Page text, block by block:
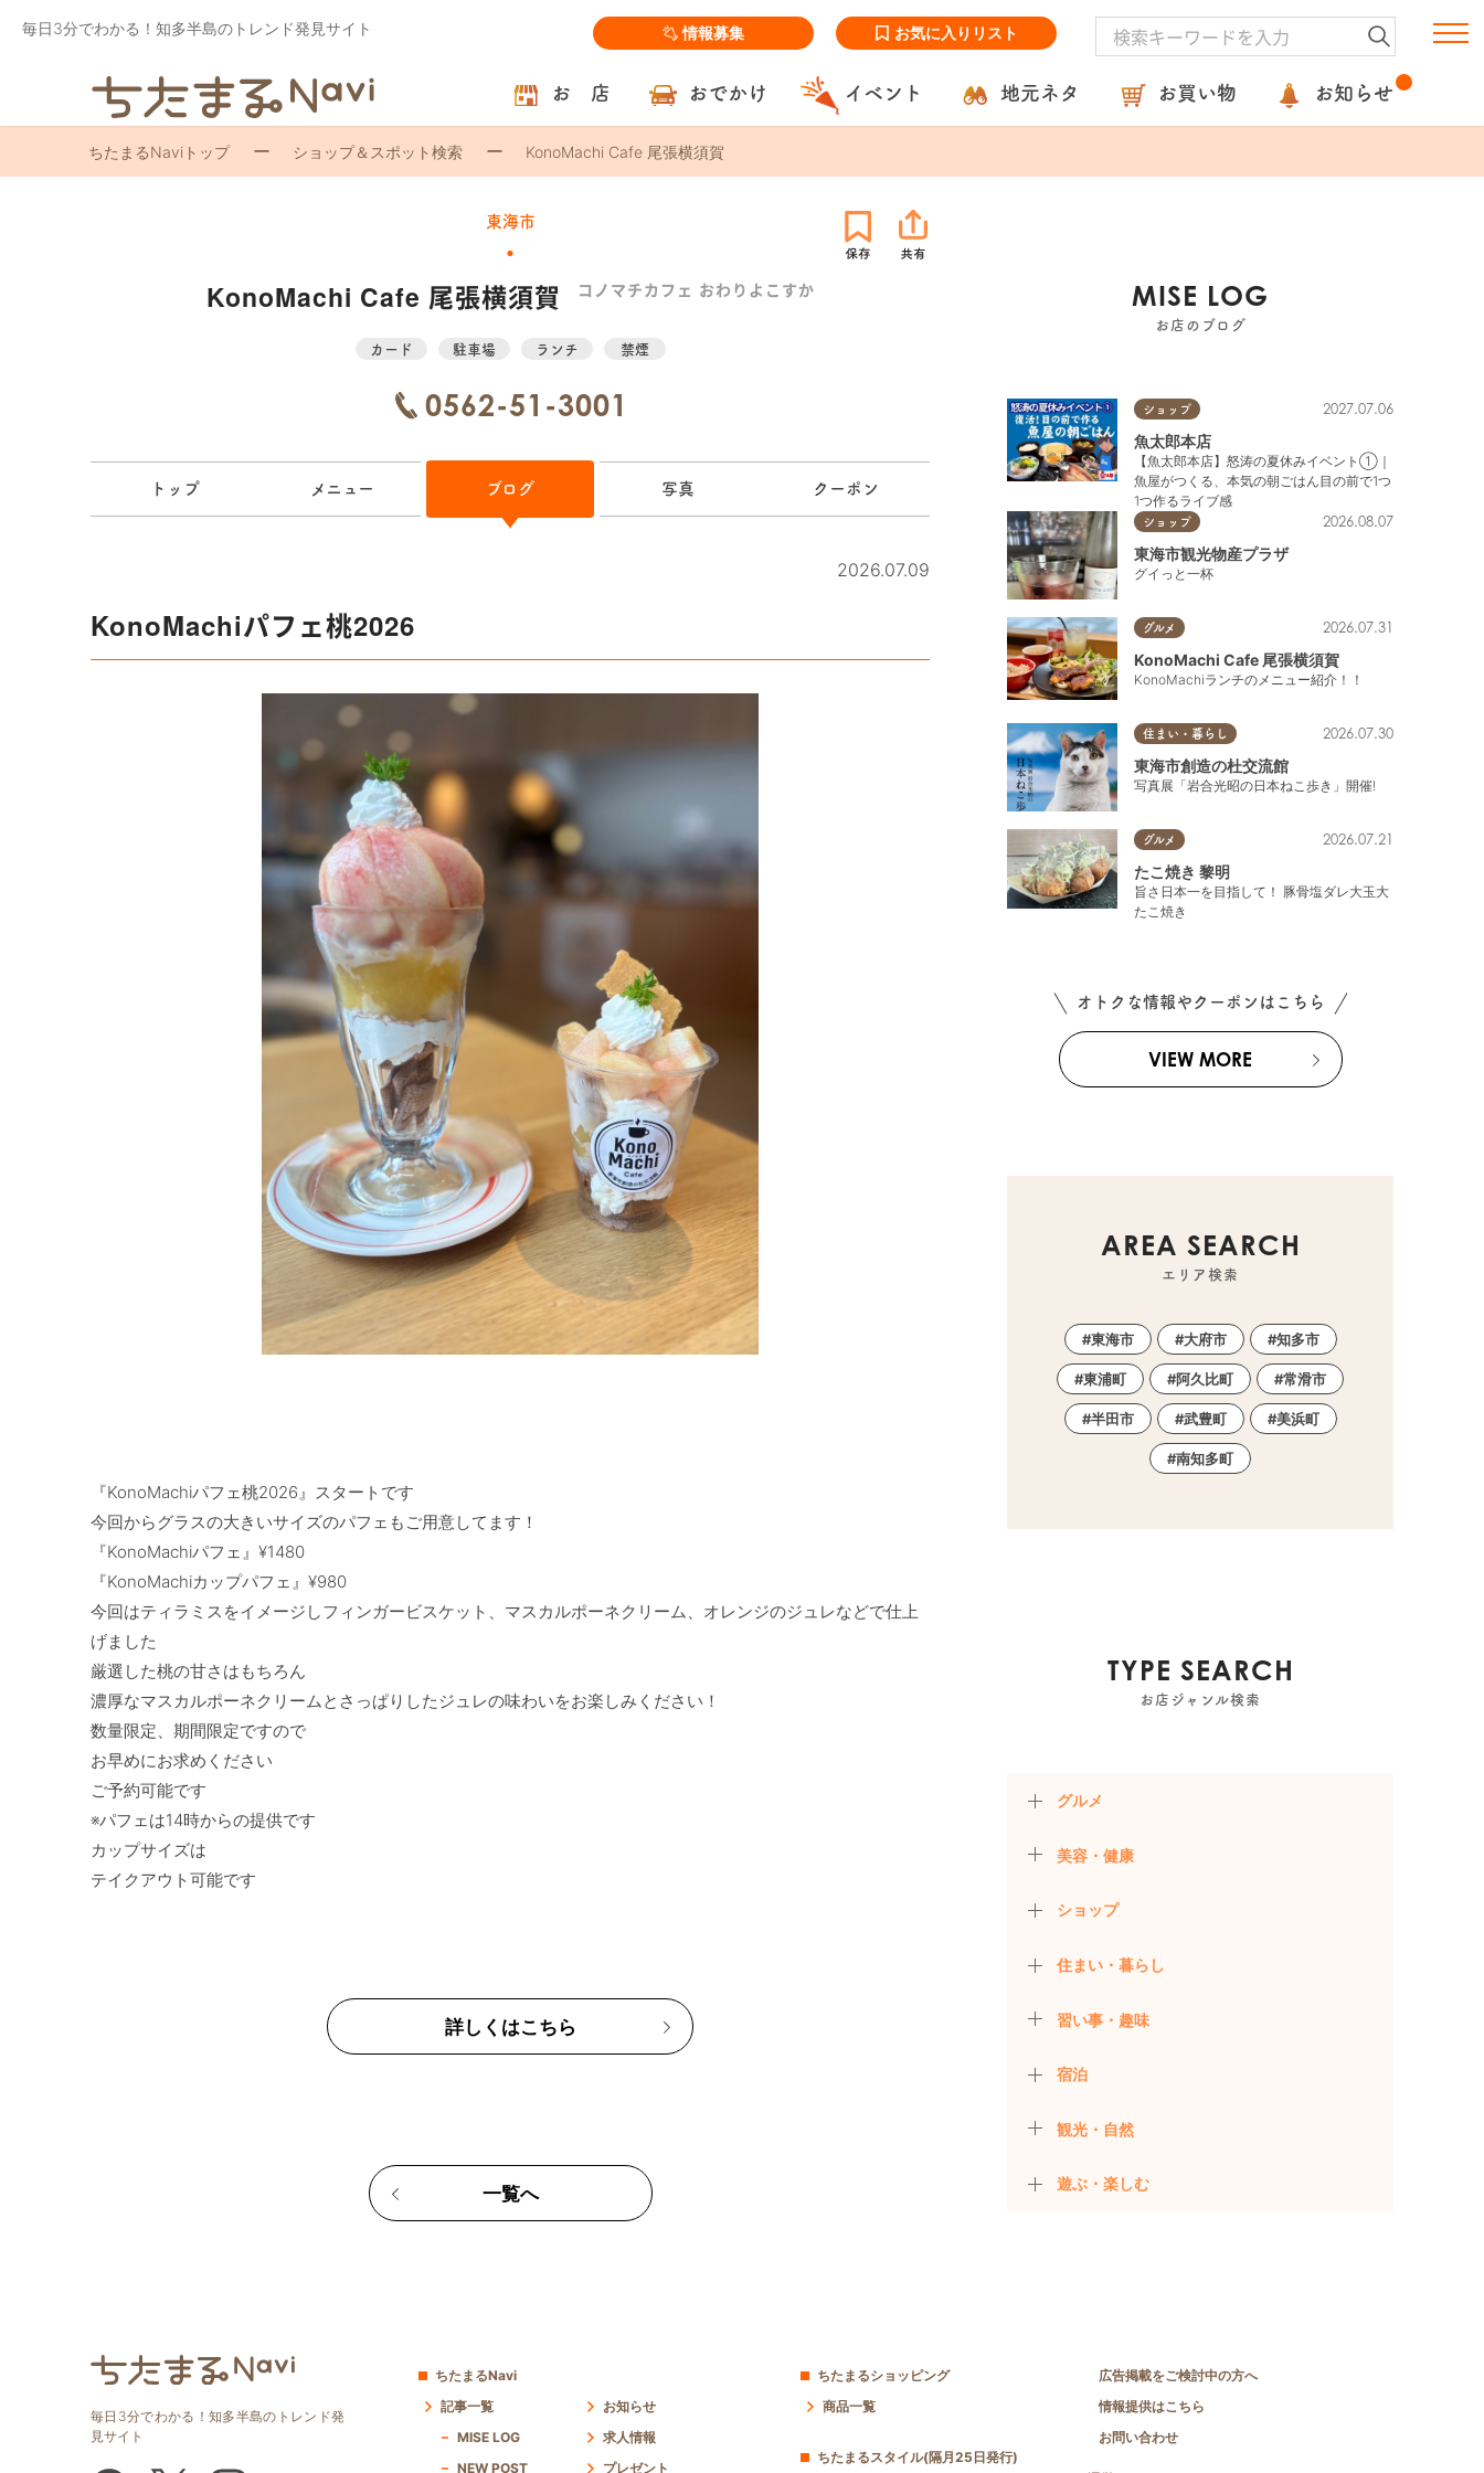
毎日3分でわかる！知多半島のトレンド発見サイト 情報募集 お気に入りリスト
お 店 おでかけ イベント 地元ネタ お買い物 お知らせ
ちたまるNaviトップ ショップ＆スポット検索 KonoMachi Cafe 尾張横須賀
東海市
KonoMachi Cafe 尾張横須賀 コノマチカフェ おわりよこすか
カード 駐車場 ランチ 禁煙
0562-51-3001
トップ メニュー ブログ 写真 クーポン
2026.07.09
KonoMachiパフェ桃2026
『KonoMachiパフェ桃2026』スタートです
今回からグラスの大きいサイズのパフェもご用意してます！
『KonoMachiパフェ』¥1480
『KonoMachiカップパフェ』¥980
今回はティラミスをイメージしフィンガービスケット、マスカルポーネクリーム、オレンジのジュレなどで仕上
げました
厳選した桃の甘さはもちろん
濃厚なマスカルポーネクリームとさっぱりしたジュレの味わいをお楽しみください！
数量限定、期間限定ですので
お早めにお求めください
ご予約可能です
※パフェは14時からの提供です
カップサイズは
詳しくはこちら
一覧へ
MISE LOG
お店のブログ
ショップ 2027.07.06
魚太郎本店
【魚太郎本店】怒涛の夏休みイベント①｜
魚屋がつくる、本気の朝ごはん目の前で1つ
1つ作るライブ感
ショップ 2026.08.07
東海市観光物産プラザ
グイっと一杯
グルメ 2026.07.31
KonoMachi Cafe 尾張横須賀
KonoMachiランチのメニュー紹介！！
住まい・暮らし 2026.07.30
東海市創造の杜交流館
写真展「岩合光昭の日本ねこ歩き」開催!
グルメ 2026.07.21
たこ焼き 黎明
旨さ日本一を目指して！ 豚骨塩ダレ大玉大
たこ焼き
オトクな情報やクーポンはこちら
VIEW MORE
AREA SEARCH
エリア検索
東海市 大府市 知多市
東浦町 阿久比町 常滑市
半田市 武豊町 美浜町
南知多町
TYPE SEARCH
お店ジャンル検索
グルメ
美容・健康
ショップ
住まい・暮らし
習い事・趣味
宿泊
観光・自然
遊ぶ・楽しむ
毎日3分でわかる！知多半島のトレンド発
見サイト
ちたまるNavi
記事一覧
MISE LOG
NEW POST
お知らせ
求人情報
プレゼント
ちたまるショッピング
商品一覧
ちたまるスタイル(隔月25日発行)
広告掲載をご検討中の方へ
情報提供はこちら
お問い合わせ